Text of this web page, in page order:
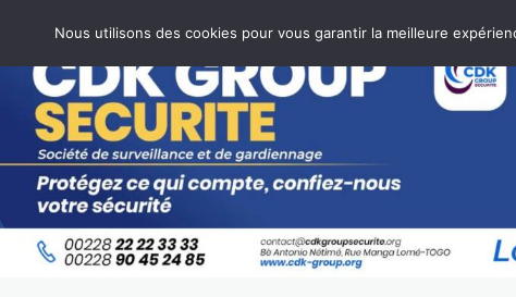
Nous utilisons des cookies pour vous garantir la meilleure